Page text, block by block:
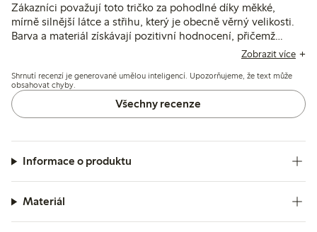
Zákazníci považují toto tričko za pohodlné díky měkké,
mírně silnější látce a střihu, který je obecně věrný velikosti.
Barva a materiál získávají pozitivní hodnocení, přičemž
mnozí zmiňují, že délka je spíše běžná než extra dlouhá, a
Zobrazit více
Shrnutí recenzí je generované umělou inteligencí. Upozorňujeme, že text může
obsahovat chyby.
Všechny recenze
Informace o produktu
Materiál